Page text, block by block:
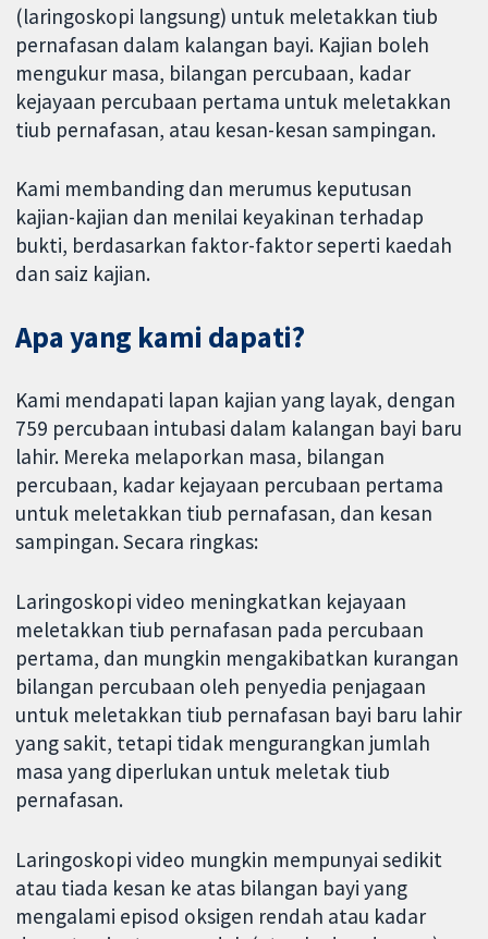
(laringoskopi langsung) untuk meletakkan tiub
pernafasan dalam kalangan bayi. Kajian boleh
mengukur masa, bilangan percubaan, kadar
kejayaan percubaan pertama untuk meletakkan
tiub pernafasan, atau kesan-kesan sampingan.
Kami membanding dan merumus keputusan
kajian-kajian dan menilai keyakinan terhadap
bukti, berdasarkan faktor-faktor seperti kaedah
dan saiz kajian.
Apa yang kami dapati?
Kami mendapati lapan kajian yang layak, dengan
759 percubaan intubasi dalam kalangan bayi baru
lahir. Mereka melaporkan masa, bilangan
percubaan, kadar kejayaan percubaan pertama
untuk meletakkan tiub pernafasan, dan kesan
sampingan. Secara ringkas:
Laringoskopi video meningkatkan kejayaan
meletakkan tiub pernafasan pada percubaan
pertama, dan mungkin mengakibatkan kurangan
bilangan percubaan oleh penyedia penjagaan
untuk meletakkan tiub pernafasan bayi baru lahir
yang sakit, tetapi tidak mengurangkan jumlah
masa yang diperlukan untuk meletak tiub
pernafasan.
Laringoskopi video mungkin mempunyai sedikit
atau tiada kesan ke atas bilangan bayi yang
mengalami episod oksigen rendah atau kadar